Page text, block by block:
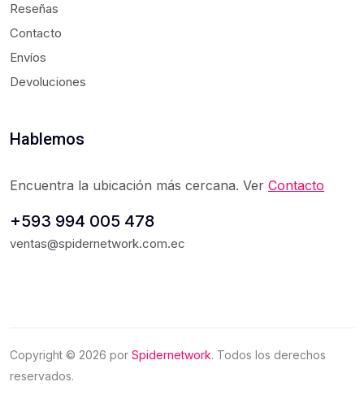
Reseñas
Contacto
Envíos
Devoluciones
Hablemos
Encuentra la ubicación más cercana. Ver Contacto
+593 994 005 478
ventas@spidernetwork.com.ec
Copyright © 2026 por Spidernetwork. Todos los derechos
reservados.